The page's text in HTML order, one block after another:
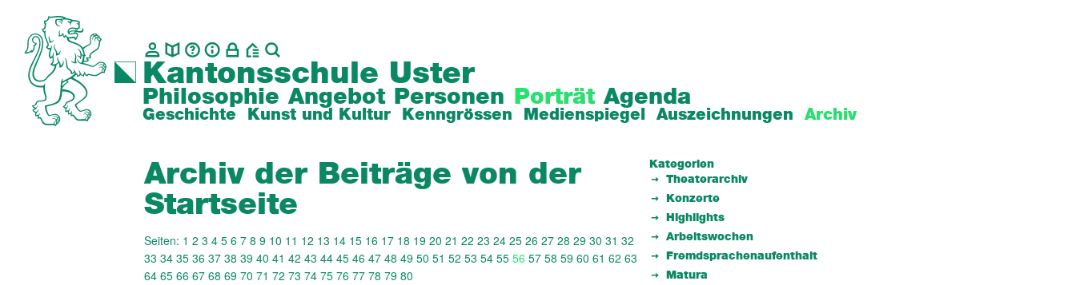
Kantonsschule Uster
Philosophie Angebot Personen Porträt
Geschichte Kunst und Kultur Kenngrössen Medienspiegel Auszeichnungen Archiv
Agenda
Archiv der Beiträge von der
Startseite
Seiten: 1 2 3 4 5 6 7 8 9 10 11 12 13 14 15 16 17 18 19 20 21 22 23 24 25 26 27 28 29 30 31 32
33 34 35 36 37 38 39 40 41 42 43 44 45 46 47 48 49 50 51 52 53 54 55 56 57 58 59 60 61 62 63
64 65 66 67 68 69 70 71 72 73 74 75 76 77 78 79 80
Kategorien
Theaterarchiv
Konzerte
Highlights
Arbeitswochen
Fremdsprachenaufenthalt
Matura